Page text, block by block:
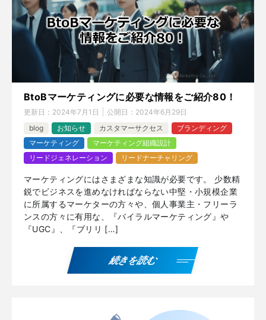
BtoBマーケティングに必要な情報をご紹介80！
更新日： 2024年7月1日 公開日： 2024年6月29日
blog
お知らせ カスタマーサクセス
ブランディング
マーケティング
マーケティング組織設計
リードジェネレーション
リードナーチャリング
マーケティングにはさまざまな知識が必要です。 少数精
鋭でビジネスを進めなければならない中堅・小規模企業
に所属するマーケターの方々や、個人事業主・フリーラ
ンスの方々に有用な、『バイラルマーケティング』や
『UGC』、『ブリリ […]
続きを読む